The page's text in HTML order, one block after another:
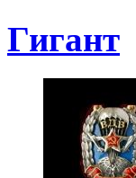
Гигант